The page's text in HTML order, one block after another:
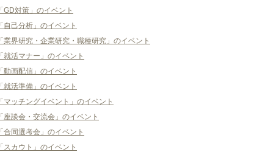
「GD対策」のイベント
「自己分析」のイベント
「業界研究・企業研究・職種研究」のイベント
「就活マナー」のイベント
「動画配信」のイベント
「就活準備」のイベント
「マッチングイベント」のイベント
「座談会・交流会」のイベント
「合同選考会」のイベント
「スカウト」のイベント